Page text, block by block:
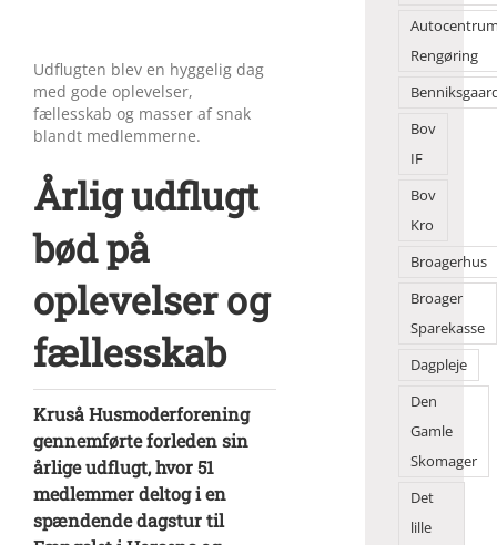
Udflugten blev en hyggelig dag
med gode oplevelser,
fællesskab og masser af snak
blandt medlemmerne.
Årlig udflugt
bød på
oplevelser og
fællesskab
Kruså Husmoder­for­ening
gennemførte forleden sin
årlige udflugt, hvor 51
medlemmer deltog i en
spændende dagstur til
Rengøring
Bov
IF
Bov
Kro
Broagerhus
Broager
Sparekasse
Dagpleje
Den
Gamle
Skomager
Det
lille